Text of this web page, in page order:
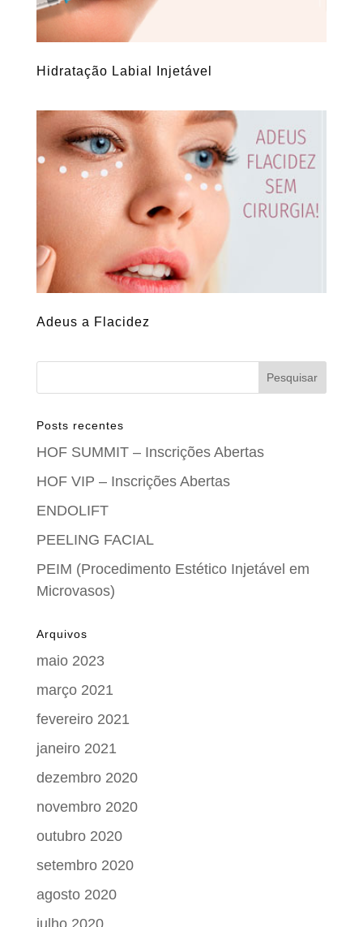
Hidratação Labial Injetável
Adeus a Flacidez
Posts recentes
HOF SUMMIT – Inscrições Abertas
HOF VIP – Inscrições Abertas
ENDOLIFT
PEELING FACIAL
PEIM (Procedimento Estético Injetável em
Microvasos)
Arquivos
maio 2023
março 2021
fevereiro 2021
janeiro 2021
dezembro 2020
novembro 2020
outubro 2020
setembro 2020
agosto 2020
julho 2020